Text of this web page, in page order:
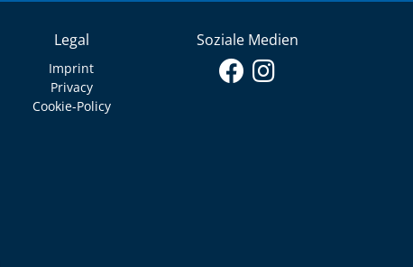
Legal
Imprint
Privacy
Cookie-Policy
Soziale Medien